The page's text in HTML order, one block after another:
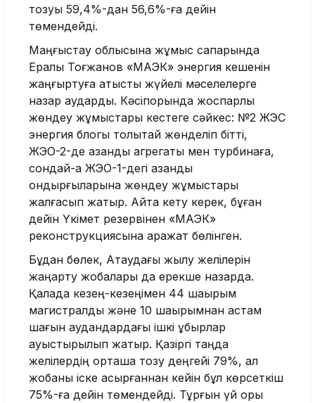
тозуы 59,4%-дан 56,6%-ға дейін
төмендейді.
Маңғыстау облысына жұмыс сапарында
Ералы Тоғжанов «МАЭК» энергия кешенін
жаңғыртуға қатысты жүйелі мәселелерге
назар аударды. Кәсіпорында жоспарлы
жөндеу жұмыстары кестеге сәйкес: №2 ЖЭС
энергия блогы толықтай жөнделіп бітті,
ЖЭО-2-де қазандық агрегаты мен турбинаға,
сондай-ақ ЖЭО-1-дегі қазандық
қондырғыларына жөндеу жұмыстары
жалғасып жатыр. Айта кету керек, бұған
дейін Үкімет резервінен «МАЭК»
реконструкциясына қаражат бөлінген.
Бұдан бөлек, Ақтаудағы жылу желілерін
жаңарту жобалары да ерекше назарда.
Қалада кезең-кезеңімен 44 шақырым
магистралды және 10 шақырымнан астам
шағын аудандардағы ішкі құбырлар
ауыстырылып жатыр. Қазіргі таңда
желілердің орташа тозу деңгейі 79%, ал
жобаны іске асырғаннан кейін бұл көрсеткіш
75%-ға дейін төмендейді. Тұрғын үй қоры